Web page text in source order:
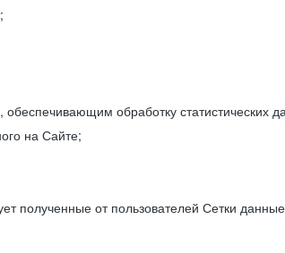
обработку статистических
на Сайте;
полученные от пользователей Сетки